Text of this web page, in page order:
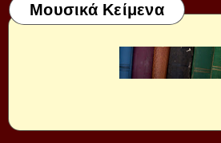
Μουσικά Κείμενα